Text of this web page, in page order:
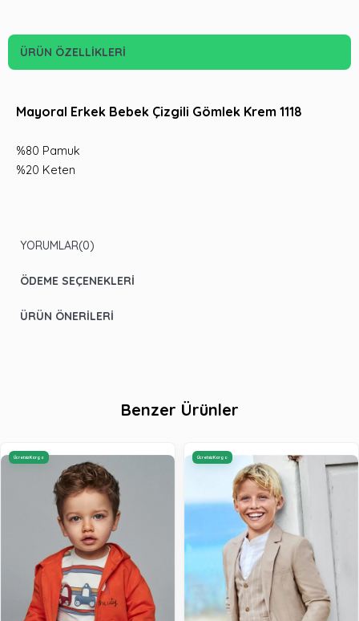
ÜRÜN ÖZELLIKLERI
Mayoral Erkek Bebek Çizgili Gömlek Krem 1118
%80 Pamuk
%20 Keten
YORUMLAR(0)
ÖDEME SEÇENEKLERI
ÜRÜN ÖNERILERI
Benzer Ürünler
Ücretsiz Kargo Ücretsiz Kargo